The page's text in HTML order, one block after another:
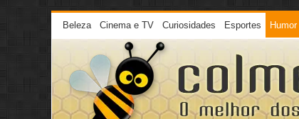
Beleza Cinema e TV Curiosidades Esportes Humor